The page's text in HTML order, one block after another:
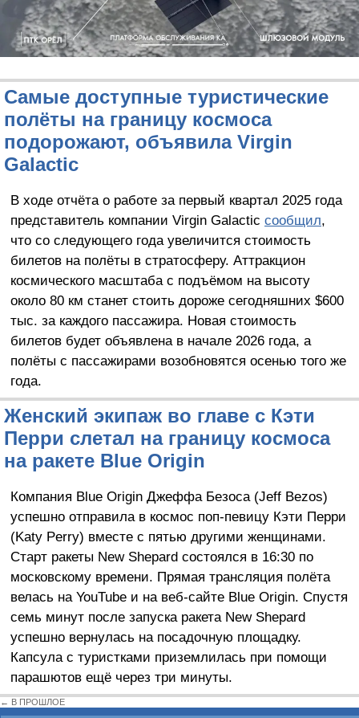
Самые доступные туристические
полёты на границу космоса
подорожают, объявила Virgin
Galactic
В ходе отчёта о работе за первый квартал 2025 года
представитель компании Virgin Galactic сообщил,
что со следующего года увеличится стоимость
билетов на полёты в стратосферу. Аттракцион
космического масштаба с подъёмом на высоту
около 80 км станет стоить дороже сегодняшних $600
тыс. за каждого пассажира. Новая стоимость
билетов будет объявлена в начале 2026 года, а
полёты с пассажирами возобновятся осенью того же
года.
Женский экипаж во главе с Кэти
Перри слетал на границу космоса
на ракете Blue Origin
Компания Blue Origin Джеффа Безоса (Jeff Bezos)
успешно отправила в космос поп-певицу Кэти Перри
(Katy Perry) вместе с пятью другими женщинами.
Старт ракеты New Shepard состоялся в 16:30 по
московскому времени. Прямая трансляция полёта
велась на YouTube и на веб-сайте Blue Origin. Спустя
семь минут после запуска ракета New Shepard
успешно вернулась на посадочную площадку.
Капсула с туристками приземлилась при помощи
парашютов ещё через три минуты.
← В ПРОШЛОЕ